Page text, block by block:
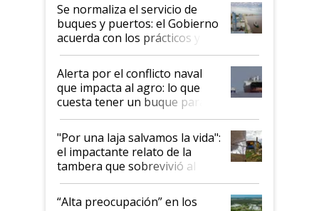
Se normaliza el servicio de
buques y puertos: el Gobierno
acuerda con los prácticos y
suspende el decreto de
desregulación
Alerta por el conflicto naval
que impacta al agro: lo que
cuesta tener un buque parado
y el peligro de que Argentina
pase a ser "país sucio"
"Por una laja salvamos la vida":
el impactante relato de la
tambera que sobrevivió al
tornado
“Alta preocupación” en los